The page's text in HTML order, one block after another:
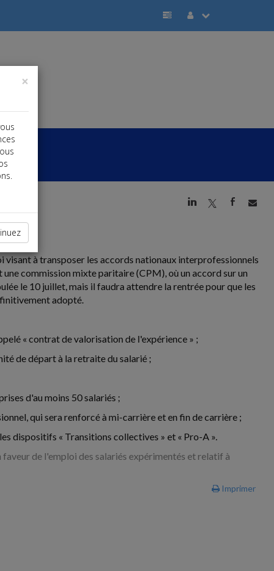
j a b
visant à transposer les accords nationaux interprofessionnels
une commission mixte paritaire (CPM), où un accord sur un
le 10 juillet, mais il faudra attendre la rentrée pour que les
adopté.
« contrat de valorisation de l'expérience » ;
de départ à la retraite du salarié ;
d'au moins 50 salariés ;
qui sera renforcé à mi-carrière et en fin de carrière ;
dispositifs « Transitions collectives » et « Pro-A ».
de l'emploi des salariés expérimentés et relatif à
Imprimer
×